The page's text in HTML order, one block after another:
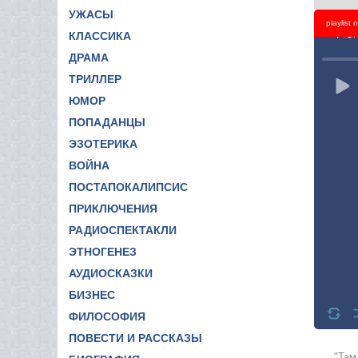
УЖАСЫ
КЛАССИКА
ДРАМА
ТРИЛЛЕР
ЮМОР
ПОПАДАНЦЫ
ЭЗОТЕРИКА
ВОЙНА
ПОСТАПОКАЛИПСИС
ПРИКЛЮЧЕНИЯ
РАДИОСПЕКТАКЛИ
ЭТНОГЕНЕЗ
АУДИОСКАЗКИ
БИЗНЕС
ФИЛОСОФИЯ
ПОВЕСТИ И РАССКАЗЫ
playlist